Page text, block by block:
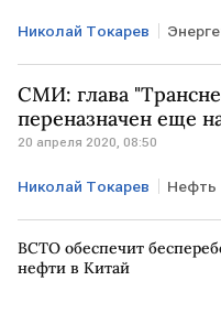
Николай Токарев
Юрий Борисов
СМИ: глава
переназначен еще
20 апреля 2020, 08:50
Николай Токарев Нефть
Транснефть
ВСТО обеспечит
нефти в Китай